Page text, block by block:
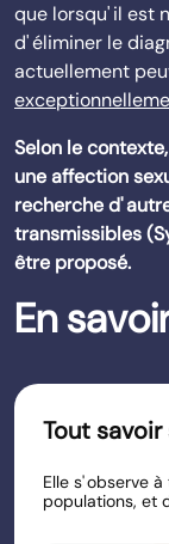
que lorsqu' il est
d' éliminer le
actuellement
Selon le
une affection
recherche d'
transmissibles
être proposé.
En
Tout savoir
Elle s' observe
populations, et